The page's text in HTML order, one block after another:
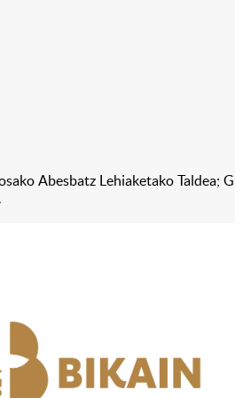
Abesbatz Lehiaketako Taldea;